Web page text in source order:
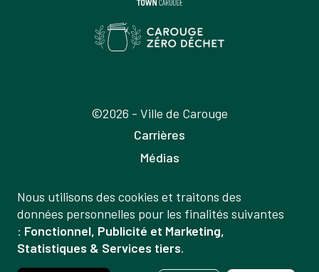
©2026 - Ville de Carouge
Carrières
Médias
Labels
Mentions légales
Politique de confidentialité
Gestion
des
données
Nous utilisons des cookies et traitons des
données personnelles pour les finalités suivantes
: Fonctionnel, Publicité et Marketing,
Statistiques & Services tiers.